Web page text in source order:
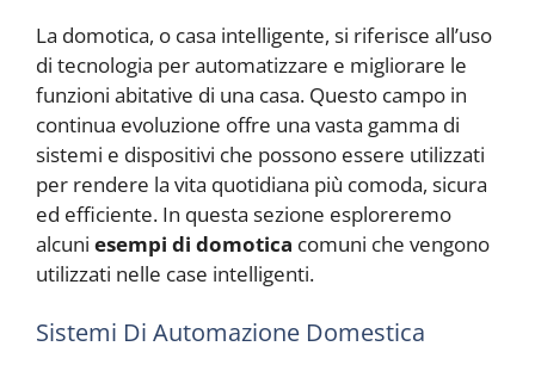
La domotica, o casa intelligente, si riferisce all’uso
di tecnologia per automatizzare e migliorare le
funzioni abitative di una casa. Questo campo in
continua evoluzione offre una vasta gamma di
sistemi e dispositivi che possono essere utilizzati
per rendere la vita quotidiana più comoda, sicura
ed efficiente. In questa sezione esploreremo
alcuni esempi di domotica comuni che vengono
utilizzati nelle case intelligenti.
Sistemi Di Automazione Domestica